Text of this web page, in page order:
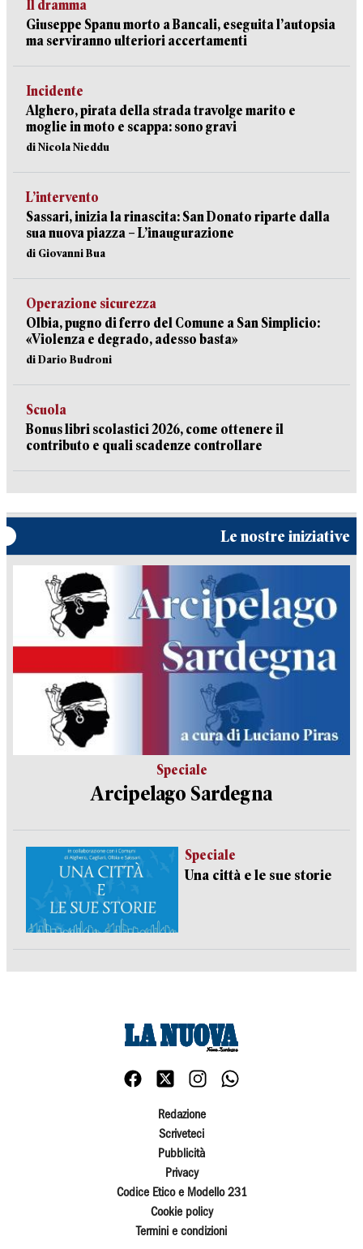
Il dramma
Giuseppe Spanu morto a Bancali, eseguita l’autopsia
ma serviranno ulteriori accertamenti
Incidente
Alghero, pirata della strada travolge marito e
moglie in moto e scappa: sono gravi
di Nicola Nieddu
L’intervento
Sassari, inizia la rinascita: San Donato riparte dalla
sua nuova piazza – L’inaugurazione
di Giovanni Bua
Operazione sicurezza
Olbia, pugno di ferro del Comune a San Simplicio:
«Violenza e degrado, adesso basta»
di Dario Budroni
Scuola
Bonus libri scolastici 2026, come ottenere il
contributo e quali scadenze controllare
Le nostre iniziative
Speciale
Arcipelago Sardegna
Speciale
Una città e le sue storie
Redazione
Scriveteci
Pubblicità
Privacy
Codice Etico e Modello 231
Cookie policy
Termini e condizioni